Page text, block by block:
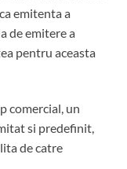
emitenta a
de emitere a
pentru aceasta
comercial, un
si predefinit,
de catre